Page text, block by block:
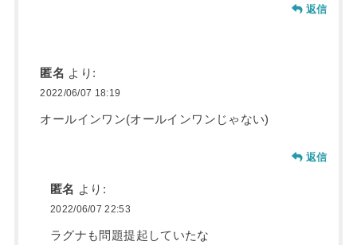
返信
匿名 より:
2022/06/07 18:19
オールインワン(オールインワンじゃない)
返信
匿名 より:
2022/06/07 22:53
ラグナも問題提起していたな